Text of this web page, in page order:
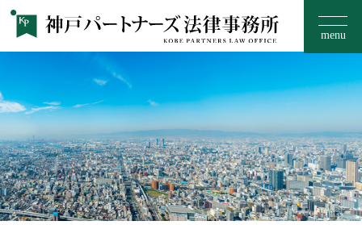
事務所のご案内
15のフィロソフィー
menu